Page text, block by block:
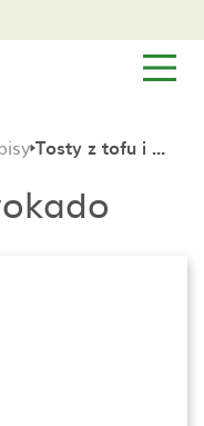
Tosty z tofu i awokado